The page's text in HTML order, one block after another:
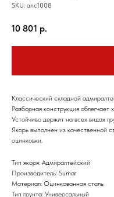
SKU: anc1008
10 801 р.
Классический складной
Разборная конструкция облегчает
Устойчиво держит на всех видах
Якорь выполнен из качественной
оцинковки.
Тип якоря: Адмиралтейский
Производитель: Sumar
Материал: Оцинкованная сталь
Тип грунта: Универсальный